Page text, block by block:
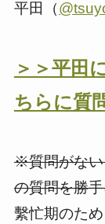
平田（
＞＞平田
ちらに質
※質問がない
の質問を勝
繫忙期のた